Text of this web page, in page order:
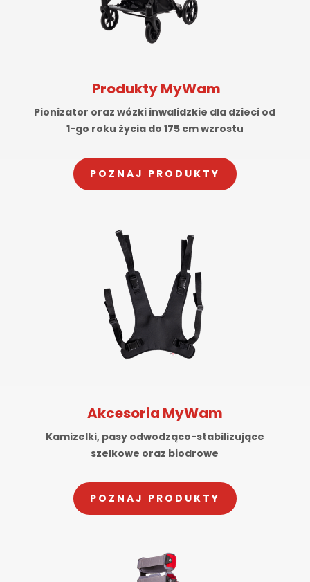
Produkty MyWam
Pionizator oraz wózki inwalidzkie dla dzieci od
1-go roku życia do 175 cm wzrostu
POZNAJ PRODUKTY
Akcesoria MyWam
Kamizelki, pasy odwodząco-stabilizujące
szelkowe oraz biodrowe
POZNAJ PRODUKTY